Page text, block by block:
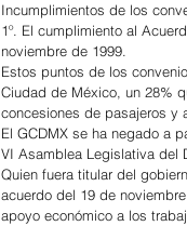
Incumplimientos de los
1º. El cumplimiento al
noviembre de 1999.
Estos puntos de los
Ciudad de México, un 28%
concesiones de pasajeros y
El GCDMX se ha negado a
VI Asamblea Legislativa del
Quien fuera titular del
acuerdo del 19 de
apoyo económico a los